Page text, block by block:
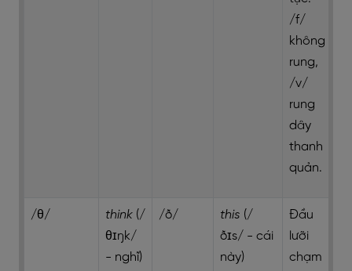
/f/
không
rung,
/v/
rung
dây
thanh
quản.
/θ/ think (/
θɪŋk/
- nghĩ)
/ð/ this (/
ðɪs/ - cái
này)
Đầu
lưỡi
chạm